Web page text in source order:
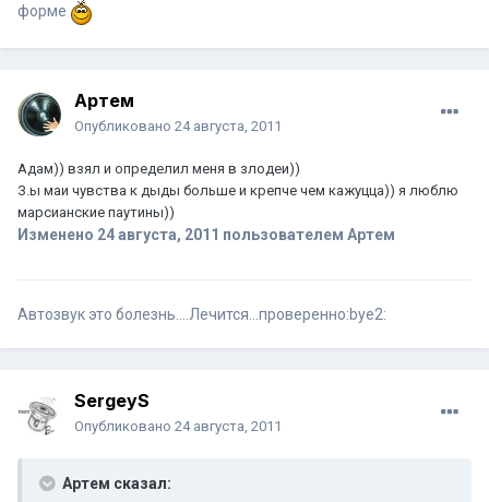
форме
Артем
Опубликовано 24 августа, 2011
Адам)) взял и определил меня в злодеи))
З.ы маи чувства к дыды больше и крепче чем кажуцца)) я люблю
марсианские паутины))
Изменено 24 августа, 2011 пользователем Артем
Автозвук это болезнь....Лечится...проверенно:bye2:
SergeyS
Опубликовано 24 августа, 2011
Артем сказал: